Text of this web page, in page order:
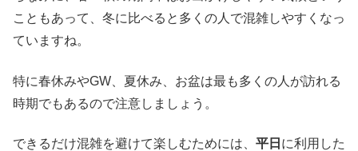
こともあって、冬に比べると多くの人で混雑しやすくなっ
ていますね。
特に春休みやGW、夏休み、お盆は最も多くの人が訪れる
時期でもあるので注意しましょう。
できるだけ混雑を避けて楽しむためには、 平日 に利用した